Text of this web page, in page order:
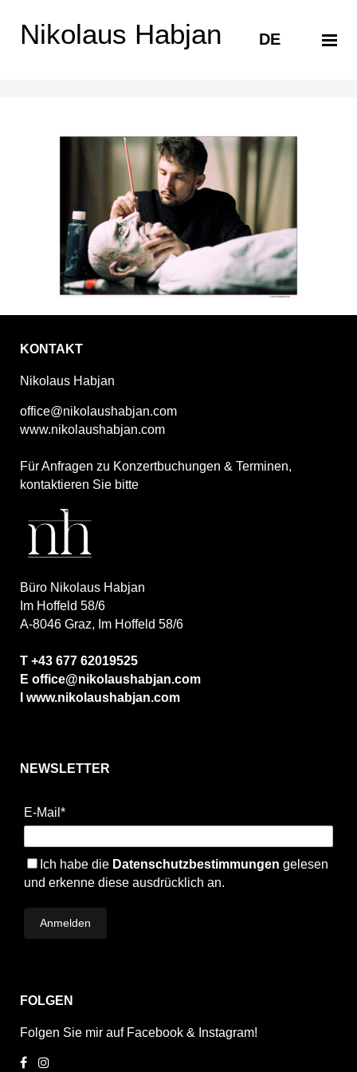
DE
Nikolaus Habjan
KONTAKT
Nikolaus Habjan
office@nikolaushabjan.com
www.nikolaushabjan.com
Für Anfragen zu Konzertbuchungen & Terminen,
kontaktieren Sie bitte
Büro Nikolaus Habjan
Im Hoffeld 58/6
A-8046 Graz, Im Hoffeld 58/6
T +43 677 62019525
E office@nikolaushabjan.com
I www.nikolaushabjan.com
NEWSLETTER
E-Mail*
Ich habe die Datenschutzbestimmungen gelesen
und erkenne diese ausdrücklich an.
FOLGEN
Folgen Sie mir auf Facebook & Instagram!